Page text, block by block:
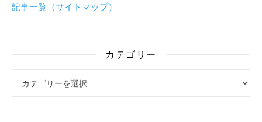
記事一覧（サイトマップ）
カテゴリー